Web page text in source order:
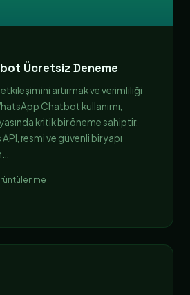
Ücretsiz Deneme
artırmak ve verimliliği
Chatbot kullanımı,
kritik bir öneme sahiptir.
resmi ve güvenli bir yapı